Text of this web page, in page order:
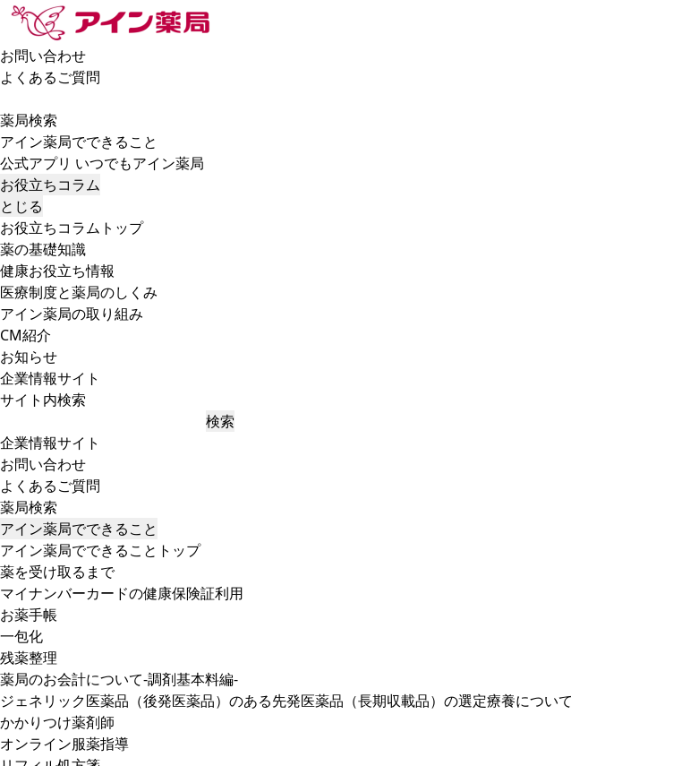
お問い合わせ
よくあるご質問
薬局検索
アイン薬局でできること
公式アプリ いつでもアイン薬局
お役立ちコラム
とじる
お役立ちコラムトップ
薬の基礎知識
健康お役立ち情報
医療制度と薬局のしくみ
アイン薬局の取り組み
CM紹介
お知らせ
企業情報サイト
サイト内検索
検索
企業情報サイト
お問い合わせ
よくあるご質問
薬局検索
アイン薬局でできること
アイン薬局でできることトップ
薬を受け取るまで
マイナンバーカードの健康保険証利用
お薬手帳
一包化
残薬整理
薬局のお会計について-調剤基本料編-
ジェネリック医薬品（後発医薬品）のある先発医薬品（長期収載品）の選定療養について
かかりつけ薬剤師
オンライン服薬指導